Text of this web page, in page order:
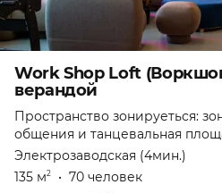
Work Shop Loft
верандой
Пространство зонируеться:
общения и танцевальная
Электрозаводская (4мин.)
135 м2 • 70 человек